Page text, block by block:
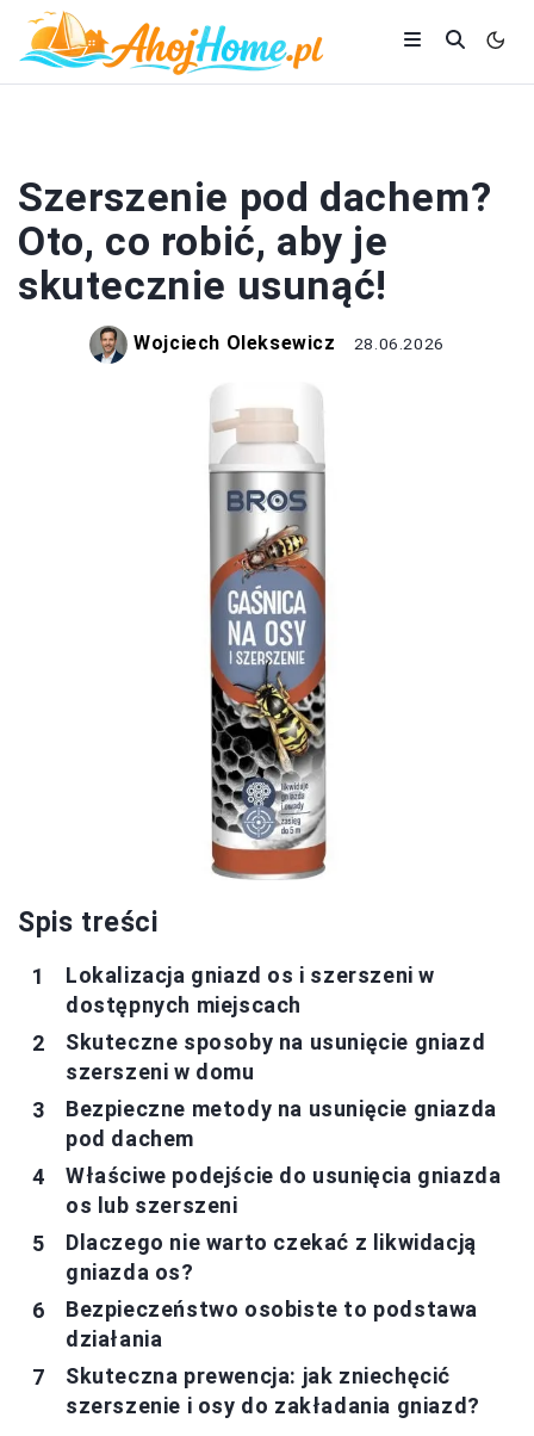
Szerszenie pod dachem?
Oto, co robić, aby je
skutecznie usunąć!
Wojciech Oleksewicz 28.06.2026
Spis treści
Lokalizacja gniazd os i szerszeni w
dostępnych miejscach
Skuteczne sposoby na usunięcie gniazd
szerszeni w domu
Bezpieczne metody na usunięcie gniazda
pod dachem
Właściwe podejście do usunięcia gniazda
os lub szerszeni
Dlaczego nie warto czekać z likwidacją
gniazda os?
Bezpieczeństwo osobiste to podstawa
działania
Skuteczna prewencja: jak zniechęcić
szerszenie i osy do zakładania gniazd?